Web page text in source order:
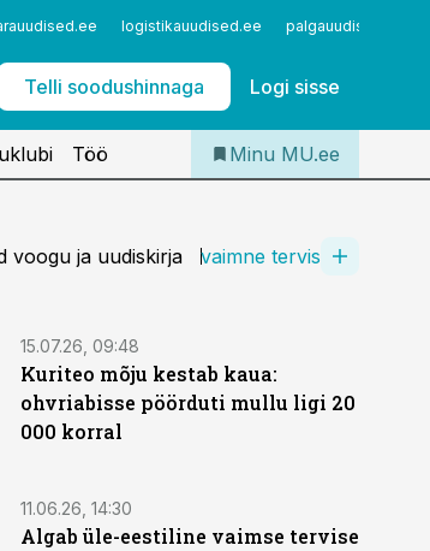
logistikauudised.ee palgauudised.ee
Telli soodushinnaga Logi sisse
Iseteenindus
Telli Meditsiiniuudised
Töö Minu MU.ee
voogu ja uudiskirja vaimne tervis
15.07.26, 09:48
Kuriteo mõju kestab kaua:
ohvriabisse pöörduti mullu ligi 20
000 korral
11.06.26, 14:30
Algab üle-eestiline vaimse tervise